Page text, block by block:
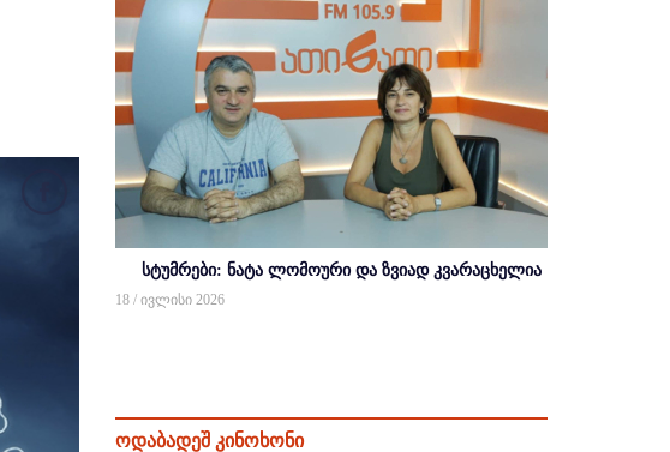
სტუმრები: ნატა ლომოური და ზვიად კვარაცხელია
18 / ივლისი 2026
ოდაბადეშ კინოხონი